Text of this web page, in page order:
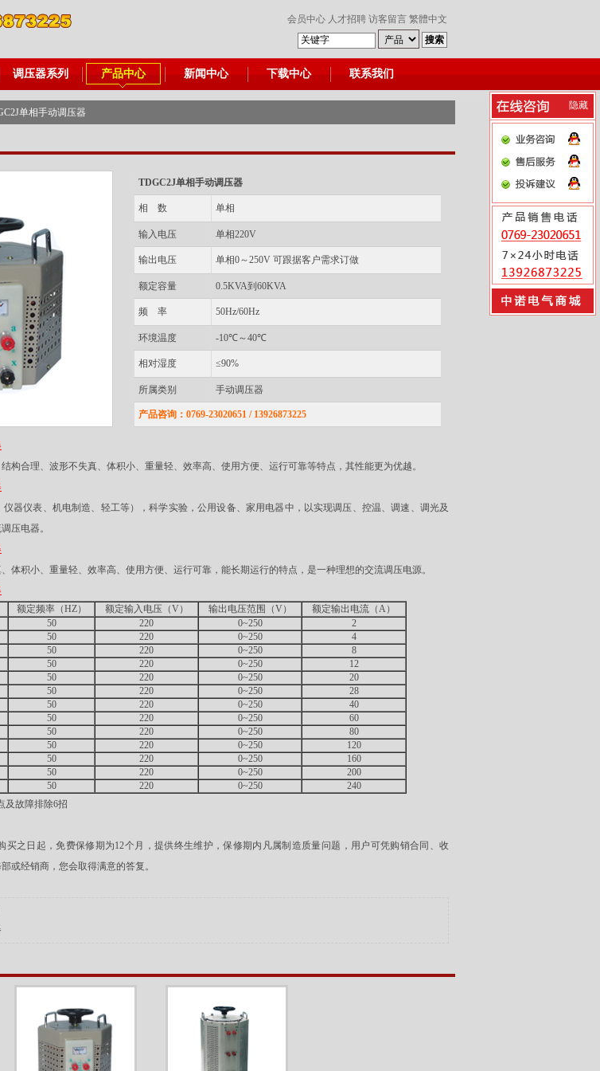
会员中心 人才招聘 访客留言 繁體中文
调压器系列 产品中心 新闻中心 下载中心 联系我们
单相手动调压器
TDGC2J单相手动调压器
相 数 单相
输入电压 单相220V
输出电压 单相0～250V 可跟据客户需求订做
额定容量 0.5KVA到60KVA
频 率 50Hz/60Hz
环境温度 -10℃～40℃
相对湿度 ≤90%
所属类别 手动调压器
产品咨询：0769-23020651 / 13926873225
构合理、波形不失真、体积小、重量轻、效率高、使用方便、运行可靠等特点，其性能更为优越。
器仪表、机电制造、轻工等），科学实验，公用设备、家用电器中，以实现调压、控温、调速、调光及
压电器。
体积小、重量轻、效率高、使用方便、运行可靠，能长期运行的特点，是一种理想的交流调压电源。
额定频率（HZ） 额定输入电压（V） 输出电压范围（V）
额定输出电流（A）
50 220 0~250
2
50 220 0~250
4
50 220 0~250
8
50 220 0~250
12
50 220 0~250
20
50 220 0~250
28
50 220 0~250
40
50 220 0~250
60
50 220 0~250
80
50 220 0~250
120
50 220 0~250
160
50 220 0~250
200
50 220 0~250
240
及故障排除6招
之日起，免费保修期为12个月，提供终生维护，保修期内凡属制造质量问题，用户可凭购销合同、收
或经销商，您会取得满意的答复。
隐藏